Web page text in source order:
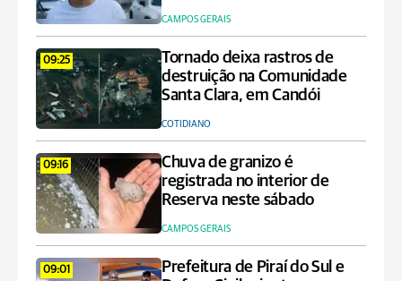
CAMPOS GERAIS
09:25
Tornado deixa rastros de
destruição na Comunidade
Santa Clara, em Candói
COTIDIANO
09:16
Chuva de granizo é
registrada no interior de
Reserva neste sábado
CAMPOS GERAIS
09:01
Prefeitura de Piraí do Sul e